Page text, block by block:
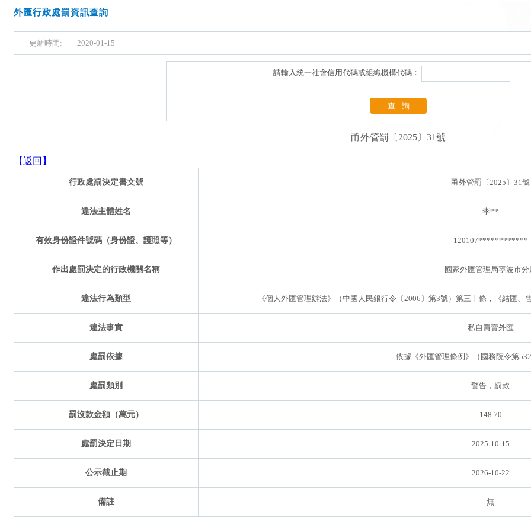
外匯行政處罰資訊查詢
更新時間: 2020-01-15
請輸入統一社會信用代碼或組織機構代碼：
查詢
甬外管罰〔2025〕31號
【返回】
行政處罰決定書文號 甬外管罰〔2025〕31號
違法主體姓名 李**
有效身份證件號碼（身份證、護照等） 120107************
作出處罰決定的行政機關名稱 國家外匯管理局寧波市分
違法行為類型 《個人外匯管理辦法》（中國人民銀行令〔2006〕第3號）第三十條，《結匯
違法事實 私自買賣外匯
處罰依據 依據《外匯管理條例》（國務院令第
處罰類別 警告，罰款
罰沒款金額（萬元） 148.70
處罰決定日期 2025-10-15
公示截止期 2026-10-22
備註 無